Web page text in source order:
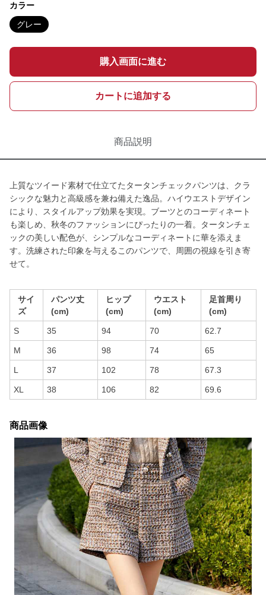
カラー
グレー
購入画面に進む
カートに追加する
商品説明
上質なツイード素材で仕立てたタータンチェックパンツは、クラ
シックな魅力と高級感を兼ね備えた逸品。ハイウエストデザイン
により、スタイルアップ効果を実現。ブーツとのコーディネート
も楽しめ、秋冬のファッションにぴったりの一着。タータンチェ
ックの美しい配色が、シンプルなコーディネートに華を添えま
す。洗練された印象を与えるこのパンツで、周囲の視線を引き寄
せて。
サイ
ズ
パンツ丈
(cm)
ヒップ
(cm)
ウエスト
(cm)
足首周り
(cm)
S 35 94 70 62.7
M 36 98 74 65
L 37 102 78 67.3
XL 38 106 82 69.6
商品画像